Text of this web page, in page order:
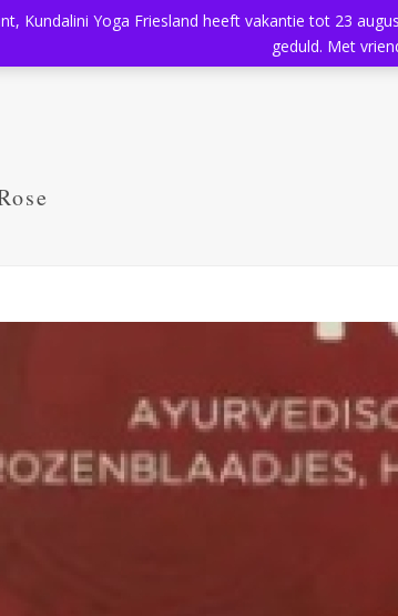
Aanbod
Kundalini Yoga Friesland heeft vakantie tot 23
geduld. Met